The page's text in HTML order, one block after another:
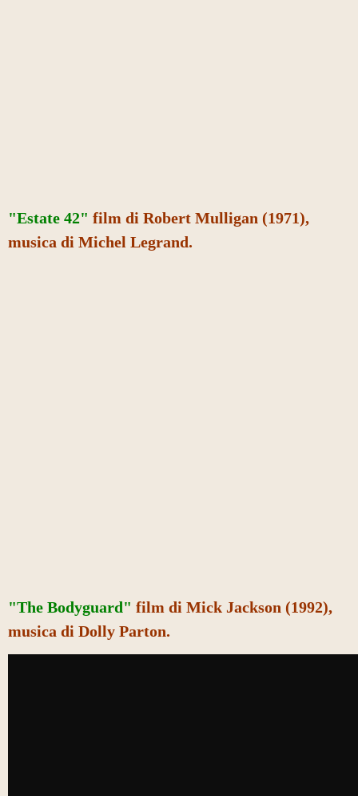
"Estate 42" film di Robert Mulligan (1971),
musica di Michel Legrand.
"The Bodyguard" film di Mick Jackson (1992),
musica di Dolly Parton.